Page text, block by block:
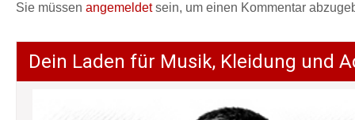
Sie müssen angemeldetsein, um einen Kommentar
Dein Laden für Musik, Kleidung und